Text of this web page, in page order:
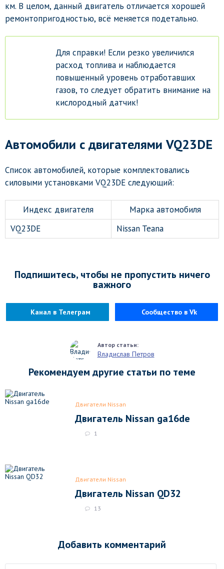
км. В целом, данный двигатель отличается хорошей
ремонтопригодностью, всё меняется подетально.
Для справки! Если резко увеличился
расход топлива и наблюдается
повышенный уровень отработавших
газов, то следует обратить внимание на
кислородный датчик!
Автомобили с двигателями VQ23DE
Список автомобилей, которые комплектовались
силовыми установками VQ23DE следующий:
Индекс двигателя
Марка автомобиля
VQ23DE
Nissan Teana
Подпишитесь, чтобы не пропустить ничего
важного
Канал в Телеграм Сообщество в Vk
Владислав Петров
Рекомендуем другие статьи по теме
Двигатели Nissan
Двигатель Nissan ga16de
1
Двигатели Nissan
Двигатель Nissan QD32
13
Добавить комментарий